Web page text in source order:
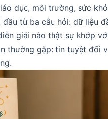
dục, môi trường, sức
đầu từ ba câu hỏi: dữ liệu
giải nào thật sự khớp
thường gặp: tin tuyệt đối